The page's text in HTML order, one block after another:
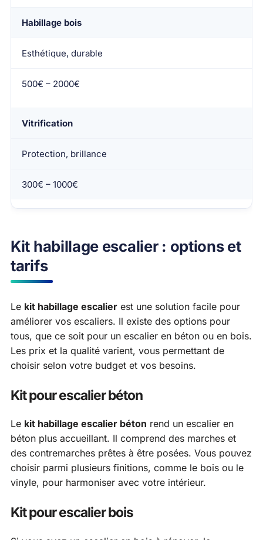
Habillage bois
Esthétique, durable
500€ – 2000€
Vitrification
Protection, brillance
300€ – 1000€
Kit habillage escalier : options et
tarifs
Le kit habillage escalier est une solution facile pour
améliorer vos escaliers. Il existe des options pour
tous, que ce soit pour un escalier en béton ou en bois.
Les prix et la qualité varient, vous permettant de
choisir selon votre budget et vos besoins.
Kit pour escalier béton
Le kit habillage escalier béton rend un escalier en
béton plus accueillant. Il comprend des marches et
des contremarches prêtes à être posées. Vous pouvez
choisir parmi plusieurs finitions, comme le bois ou le
vinyle, pour harmoniser avec votre intérieur.
Kit pour escalier bois